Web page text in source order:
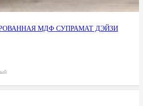
МДФ СУПРАМАТ ДЭЙЗИ